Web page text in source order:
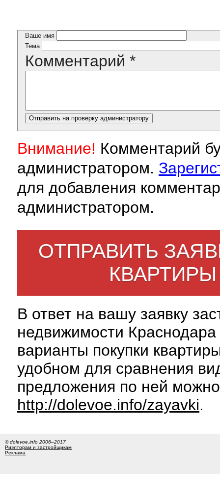
Ваше имя
Тема
Комментарий *
Внимание! Комментарий
администратором.
для добавления
администратором.
ОТПРАВИТЬ
В ответ на вашу заявку
недвижимости
варианты покупки
удобном для сравнения
предложения по ней
http://dolevoe.info/zayavki.
© dolevoe.info 2006–2017
Риэлторам и застройщикам
Реклама